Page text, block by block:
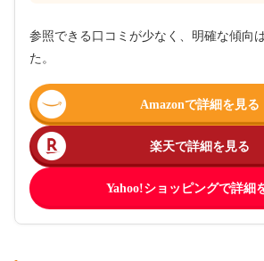
参照できる口コミが少なく、明確な傾向
た。
Amazonで詳細を見る
楽天で詳細を見る
Yahoo!ショッピングで詳細